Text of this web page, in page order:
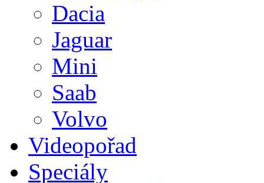
Dacia
Jaguar
Mini
Saab
Volvo
Videopořad
Speciály